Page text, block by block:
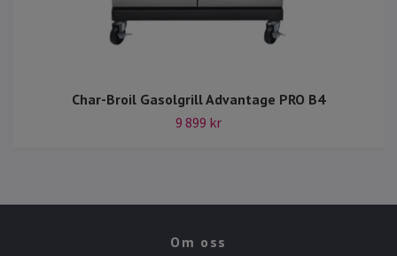
Char-Broil Gasolgrill Advantage PRO B4
9 899 kr
Om oss